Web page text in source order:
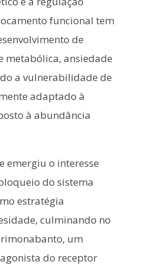
funcional tem
de
metabólica, ansiedade
a vulnerabilidade de
adaptado à
à abundância
emergiu o interesse
do sistema
estratégia
culminando no
um
do receptor